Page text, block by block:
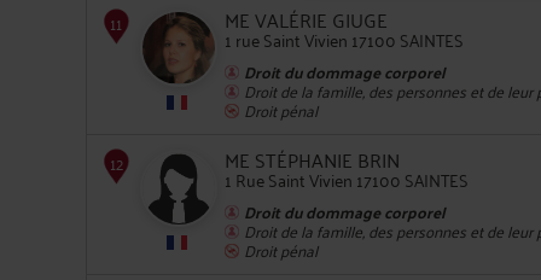
ME VALÉRIE GIUGE
1 rue Saint Vivien 17100 SAINTES
Droit du dommage corporel
Droit de la famille, des personnes et de
Droit pénal
ME STÉPHANIE BRIN
1 Rue Saint Vivien 17100 SAINTES
Droit du dommage corporel
Droit de la famille, des personnes et de
Droit pénal